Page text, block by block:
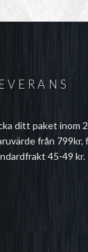
ditt paket inom
från 799kr,
45-49 kr.